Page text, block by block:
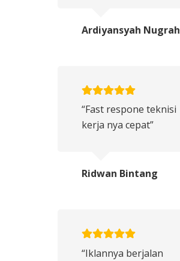
Ardiyansyah
“Fast respone teknisi
kerja nya cepat”
Ridwan Bintang
“Iklannya berjalan